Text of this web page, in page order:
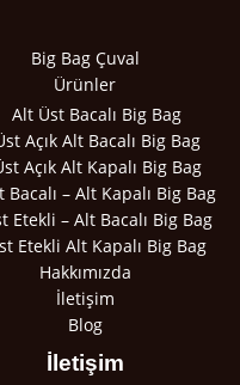
Big Bag Çuval
Ürünler
Alt Üst Bacalı Big Bag
Açık Alt Bacalı Big Bag
Açık Alt Kapalı Big Bag
Bacalı – Alt Kapalı Big Bag
Etekli – Alt Bacalı Big Bag
Etekli Alt Kapalı Big Bag
Hakkımızda
İletişim
Blog
İletişim